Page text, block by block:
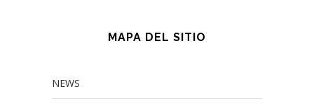
MAPA DEL SITIO
NEWS